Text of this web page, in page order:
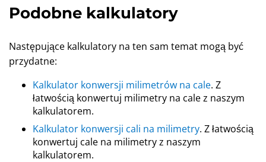
Podobne kalkulatory
Następujące kalkulatory na ten sam temat mogą być
przydatne:
Kalkulator konwersji milimetrów na cale. Z
łatwością konwertuj milimetry na cale z naszym
kalkulatorem.
Kalkulator konwersji cali na milimetry. Z łatwością
konwertuj cale na milimetry z naszym
kalkulatorem.